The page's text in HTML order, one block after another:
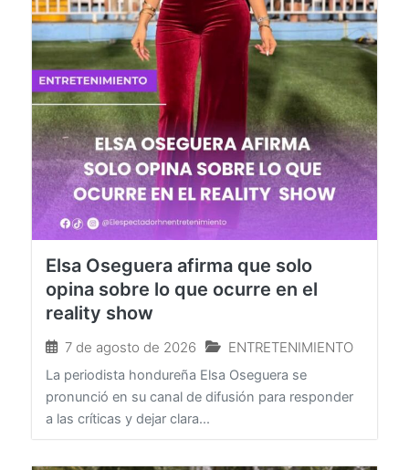
Elsa Oseguera afirma que solo
opina sobre lo que ocurre en el
7 de agosto de 2026 ENTRETENIMIENTO
La periodista hondureña Elsa Oseguera se
pronunció en su canal de difusión para responder
a las críticas y dejar clara...